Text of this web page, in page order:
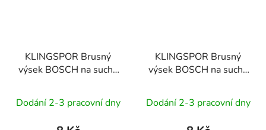
KLINGSPOR Brusný
výsek BOSCH na suchý
zr. 180, GLS5
Dodání 2-3 pracovní dny
KLINGSPOR Brusný
výsek BOSCH na suchý
zr. 80, GLS5
Dodání 2-3 pracovní dny